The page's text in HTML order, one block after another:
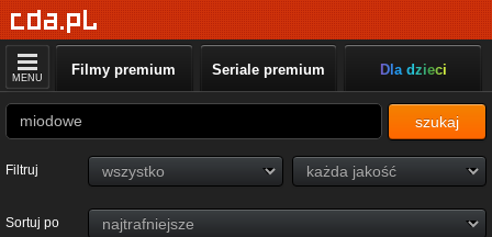
MENU Filmy premium Seriale premium Dla dzieci
szukaj
Filtruj
Sortuj po